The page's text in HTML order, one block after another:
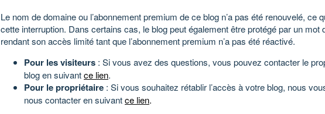
Le nom de domaine ou l’abonnement premium de ce blog n’a pas été renouvelé, ce
cette interruption. Dans certains cas, le blog peut également être protégé par un mot
rendant son accès limité tant que l’abonnement premium n’a pas été réactivé.
Pour les visiteurs : Si vous avez des questions, vous pouvez contacter le
blog en suivantce lien.
Pour le propriétaire : Si vous souhaitez rétablir l’accès à votre blog, nous
nous contacter en suivantce lien.